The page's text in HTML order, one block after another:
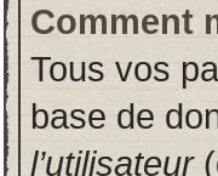
Comment
Tous vos
base de
l’utilisateur